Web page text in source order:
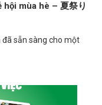
hội mùa hè – 夏祭り
đã sẵn sàng cho một